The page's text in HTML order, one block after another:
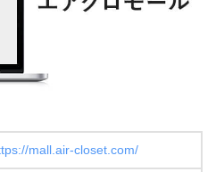
mall.air-closet.com/